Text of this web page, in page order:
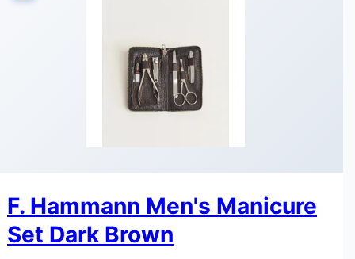
F. Hammann Men's Manicure
Set Dark Brown